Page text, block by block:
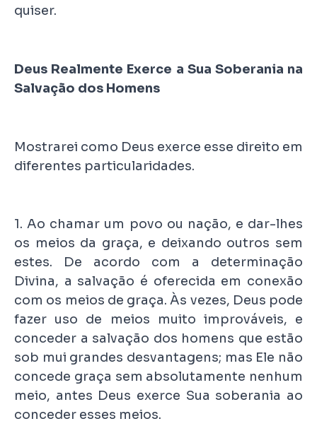
quiser.
Deus Realmente Exerce a Sua Soberania na
Salvação dos Homens
Mostrarei como Deus exerce esse direito em
diferentes particularidades.
1. Ao chamar um povo ou nação, e dar-lhes
os meios da graça, e deixando outros sem
estes. De acordo com a determinação
Divina, a salvação é oferecida em conexão
com os meios de graça. Às vezes, Deus pode
fazer uso de meios muito improváveis, e
conceder a salvação dos homens que estão
sob mui grandes desvantagens; mas Ele não
concede graça sem absolutamente nenhum
meio, antes Deus exerce Sua soberania ao
conceder esses meios.